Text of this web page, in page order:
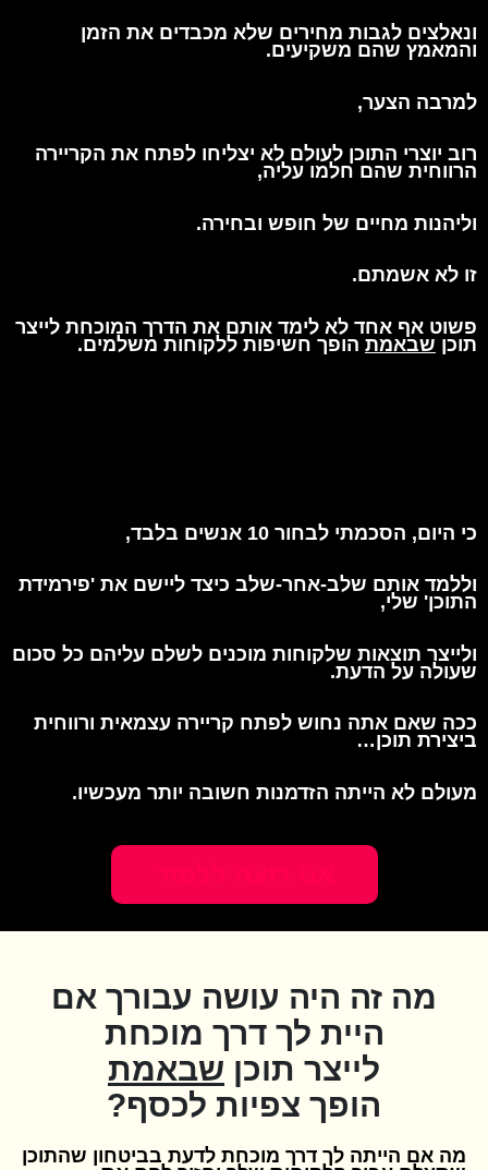
ונאלצים לגבות מחירים שלא מכבדים את הזמן
והמאמץ שהם משקיעים.
למרבה הצער,
רוב יוצרי התוכן לעולם לא יצליחו לפתח את הקריירה
הרווחית שהם חלמו עליה,
וליהנות מחיים של חופש ובחירה.
זו לא אשמתם.
פשוט אף אחד לא לימד אותם את הדרך המוכחת לייצר
תוכן שבאמת הופך חשיפות ללקוחות משלמים.
כי היום, הסכמתי לבחור 10 אנשים בלבד,
וללמד אותם שלב-אחר-שלב כיצד ליישם את 'פירמידת
התוכן' שלי,
ולייצר תוצאות שלקוחות מוכנים לשלם עליהם כל סכום
שעולה על הדעת.
ככה שאם אתה נחוש לפתח קריירה עצמאית ורווחית
ביצירת תוכן…
מעולם לא הייתה הזדמנות חשובה יותר מעכשיו.
מה זה היה עושה עבורך אם
היית לך דרך מוכחת
לייצר תוכן שבאמת
הופך צפיות לכסף?
מה אם הייתה לך דרך מוכחת לדעת בביטחון שהתוכן